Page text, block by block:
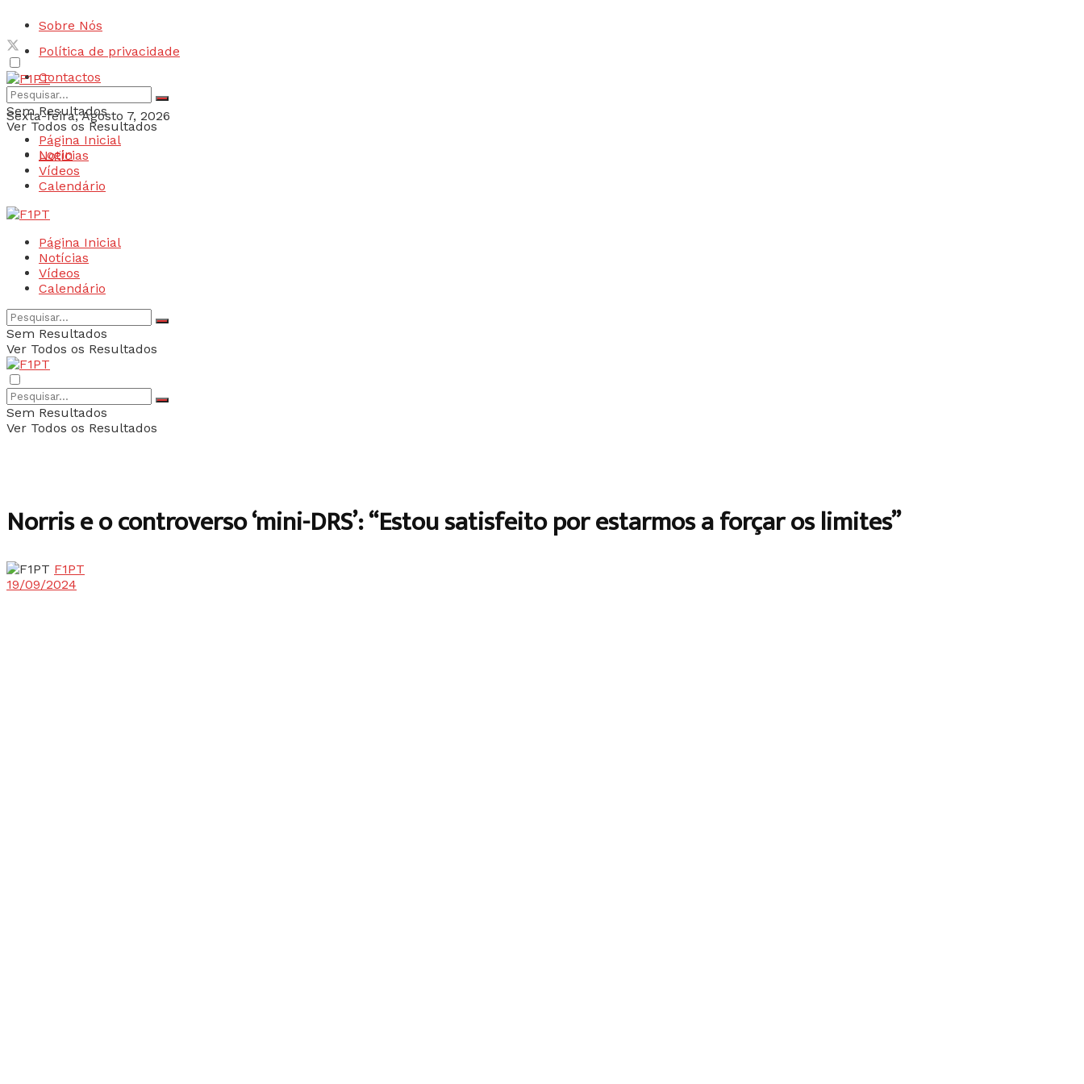
Sobre Nós
Política de privacidade
Contactos
Sexta-feira, Agosto 7, 2026
Login
Sem Resultados
Ver Todos os Resultados
Página Inicial
Notícias
Vídeos
Calendário
Página Inicial
Notícias
Vídeos
Calendário
Sem Resultados
Ver Todos os Resultados
Sem Resultados
Ver Todos os Resultados
Norris e o controverso ‘mini-DRS’: “Estou satisfeito por estarmos a forçar os limites”
F1PT
19/09/2024